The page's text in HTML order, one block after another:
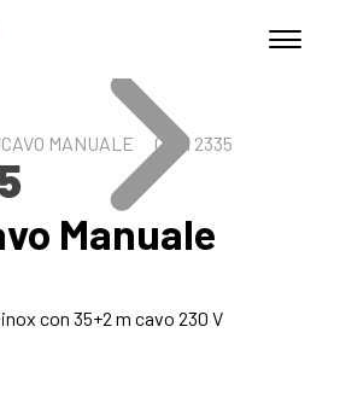
MANUALE CRM 2335
Manuale
con 35+2 m cavo 230 V